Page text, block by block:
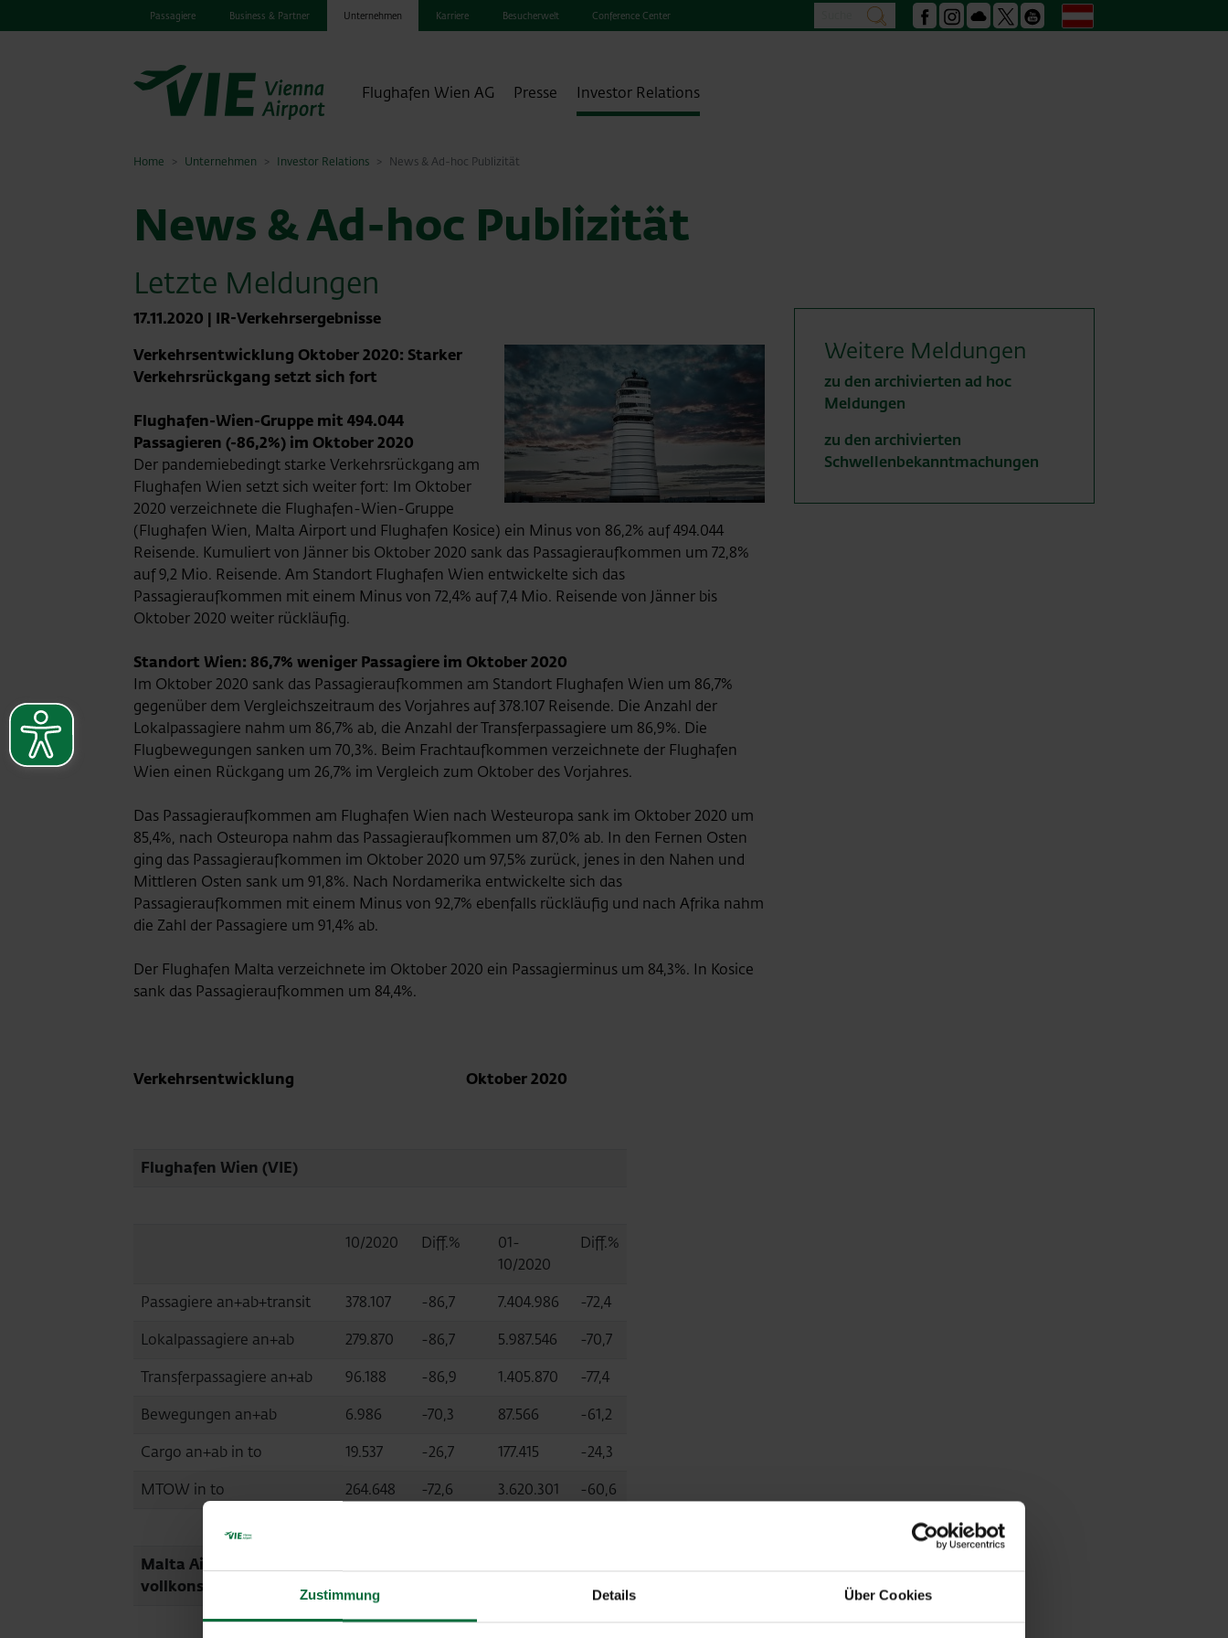
Zustimmung Details Über Cookies
Passagiere Business & Partner Unternehmen Karriere Besucherwelt Conference Center suchen Facebook
Instagram
Podcast YoutubeDeutsch
Flughafen Wien AG Presse Investor Relations
Home Unternehmen Investor Relations News & Ad-hoc Publizität
News & Ad-hoc Publizität
Letzte Meldungen
17.11.2020 | IR-Verkehrsergebnisse
Verkehrsentwicklung Oktober 2020: Starker
Verkehrsrückgang setzt sich fort
Flughafen-Wien-Gruppe mit 494.044
Passagieren (-86,2%) im Oktober 2020
Der pandemiebedingt starke Verkehrsrückgang am
Flughafen Wien setzt sich weiter fort: Im Oktober
2020 verzeichnete die Flughafen-Wien-Gruppe
(Flughafen Wien, Malta Airport und Flughafen Kosice) ein Minus von 86,2% auf 494.044
Reisende. Kumuliert von Jänner bis Oktober 2020 sank das Passagieraufkommen um 72,8%
auf 9,2 Mio. Reisende. Am Standort Flughafen Wien entwickelte sich das
Passagieraufkommen mit einem Minus von 72,4% auf 7,4 Mio. Reisende von Jänner bis
Oktober 2020 weiter rückläufig.
Standort Wien: 86,7% weniger Passagiere im Oktober 2020
Im Oktober 2020 sank das Passagieraufkommen am Standort Flughafen Wien um 86,7%
gegenüber dem Vergleichszeitraum des Vorjahres auf 378.107 Reisende. Die Anzahl der
Lokalpassagiere nahm um 86,7% ab, die Anzahl der Transferpassagiere um 86,9%. Die
Flugbewegungen sanken um 70,3%. Beim Frachtaufkommen verzeichnete der Flughafen
Wien einen Rückgang um 26,7% im Vergleich zum Oktober des Vorjahres.
Das Passagieraufkommen am Flughafen Wien nach Westeuropa sank im Oktober 2020 um
85,4%, nach Osteuropa nahm das Passagieraufkommen um 87,0% ab. In den Fernen Osten
ging das Passagieraufkommen im Oktober 2020 um 97,5% zurück, jenes in den Nahen und
Mittleren Osten sank um 91,8%. Nach Nordamerika entwickelte sich das
Passagieraufkommen mit einem Minus von 92,7% ebenfalls rückläufig und nach Afrika nahm
die Zahl der Passagiere um 91,4% ab.
Der Flughafen Malta verzeichnete im Oktober 2020 ein Passagierminus um 84,3%. In Kosice
sank das Passagieraufkommen um 84,4%.
Verkehrsentwicklung Oktober 2020
Flughafen Wien (VIE)
10/2020 Diff.%
01-
10/2020
Diff.%
Passagiere an+ab+transit 378.107 -86,7 7.404.986
-72,4
Lokalpassagiere an+ab
279.870 -86,7 5.987.546
-70,7
Transferpassagiere an+ab
96.188 -86,9 1.405.870
-77,4
Bewegungen an+ab
6.986 -70,3 87.566
-61,2
Cargo an+ab in to
19.537 -26,7 177.415
-24,3
MTOW in to
264.648 -72,6 3.620.301 -60,6
Malta Airport (MLA,
vollkonsolidiert)
Weitere Meldungen
zu den archivierten ad hoc
Meldungen
zu den archivierten
Schwellenbekanntmachungen